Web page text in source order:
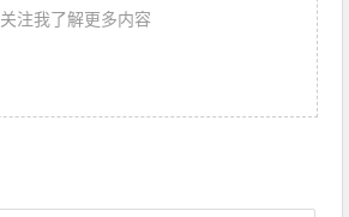
关注我了解更多内容